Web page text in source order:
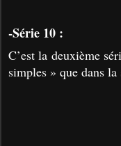
-Série 10 :
C’est la deuxième
simples » que dans